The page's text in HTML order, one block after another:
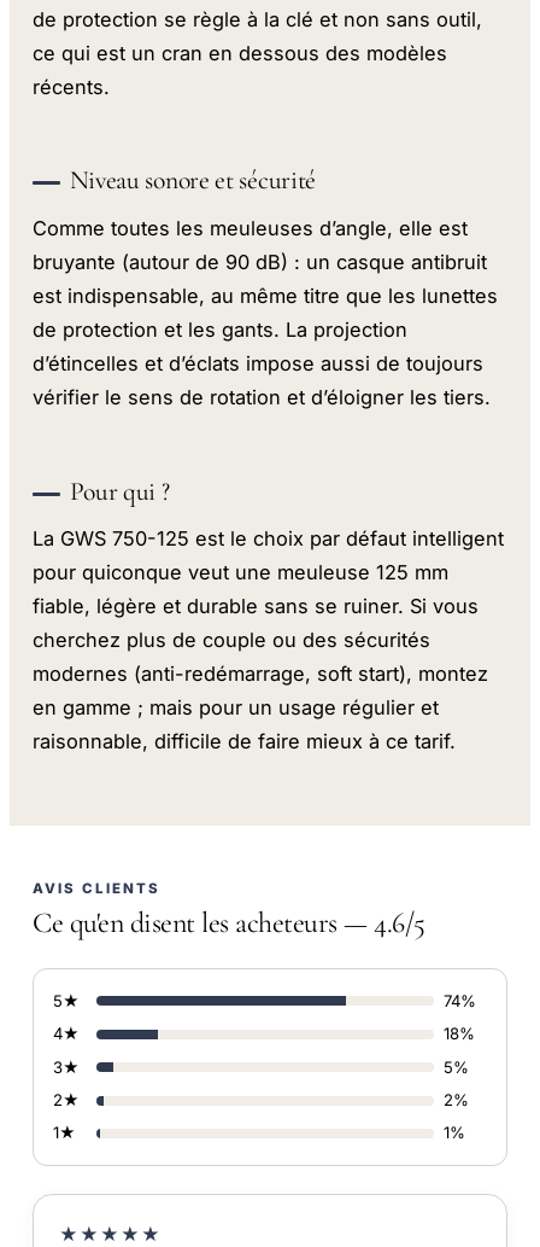
de protection se règle à la clé et non sans outil,
ce qui est un cran en dessous des modèles
récents.
Niveau sonore et sécurité
Comme toutes les meuleuses d’angle, elle est
bruyante (autour de 90 dB) : un casque antibruit
est indispensable, au même titre que les lunettes
de protection et les gants. La projection
d’étincelles et d’éclats impose aussi de toujours
vérifier le sens de rotation et d’éloigner les tiers.
Pour qui ?
La GWS 750-125 est le choix par défaut intelligent
pour quiconque veut une meuleuse 125 mm
fiable, légère et durable sans se ruiner. Si vous
cherchez plus de couple ou des sécurités
modernes (anti-redémarrage, soft start), montez
en gamme ; mais pour un usage régulier et
raisonnable, difficile de faire mieux à ce tarif.
AVIS CLIENTS
Ce qu'en disent les acheteurs — 4.6/5
5★
74%
4★
18%
3★
5%
2★
2%
1★
1%
★★★★★